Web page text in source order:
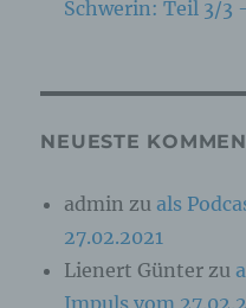
Schwerin: Teil 3/3
NEUESTE
admin zu als
27.02.2021
Lienert Günter zu
identifizierbare
werden.
c) Verarbeitung